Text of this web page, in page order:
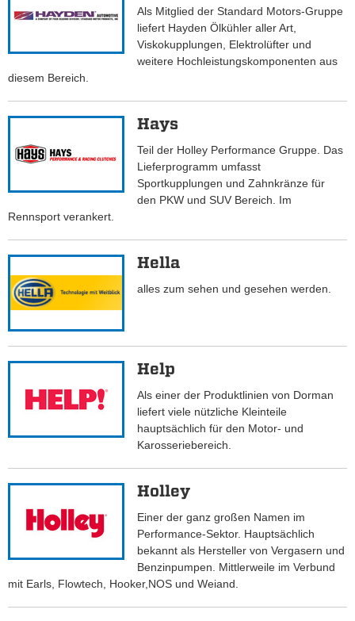
Als Mitglied der Standard Motors-Gruppe
liefert Hayden Ölkühler aller Art,
Viskokupplungen, Elektrolüfter und
weitere Hochleistungskomponenten aus
diesem Bereich.
Hays
Teil der Holley Performance Gruppe. Das
Lieferprogramm umfasst
Sportkupplungen und Zahnkränze für
den PKW und SUV Bereich. Im
Rennsport verankert.
Hella
alles zum sehen und gesehen werden.
Help
Als einer der Produktlinien von Dorman
liefert viele nützliche Kleinteile
hauptsächlich für den Motor- und
Karosseriebereich.
Holley
Einer der ganz großen Namen im
Performance-Sektor. Hauptsächlich
bekannt als Hersteller von Vergasern und
Benzinpumpen. Mittlerweile im Verbund
mit Earls, Flowtech, Hooker,NOS und Weiand.